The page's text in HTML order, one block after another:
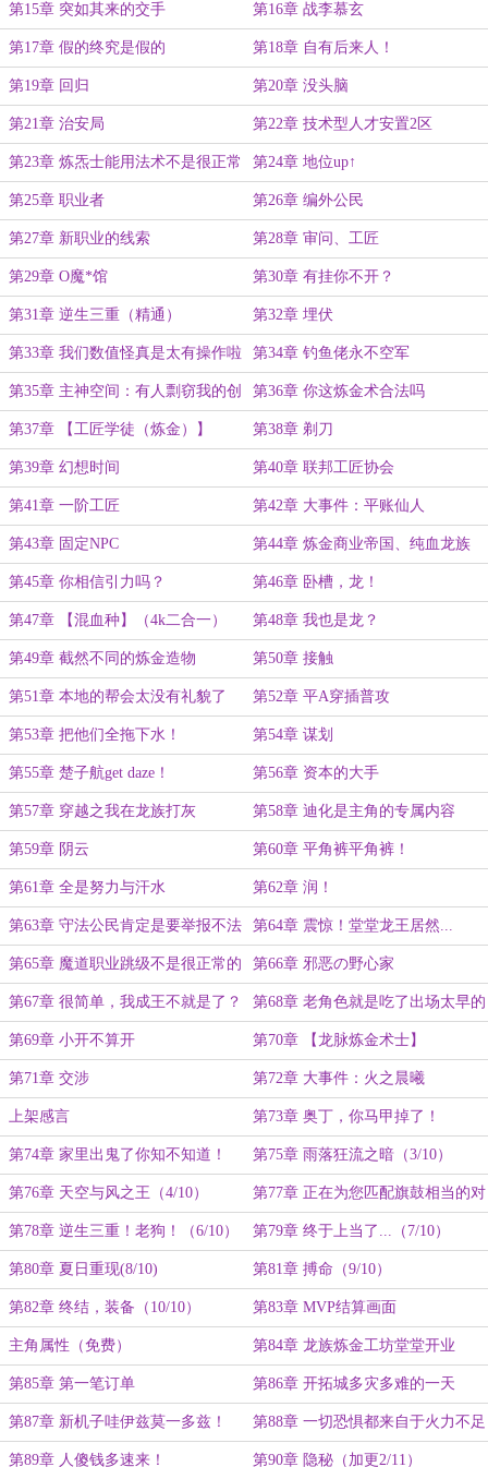
第15章 突如其来的交手 第16章 战李慕玄
第17章 假的终究是假的 第18章 自有后来人！
第19章 回归 第20章 没头脑
第21章 治安局 第22章 技术型人才安置2区
第23章 炼炁士能用法术不是很正常
的事情吗？
第24章 地位up↑
第25章 职业者 第26章 编外公民
第27章 新职业的线索 第28章 审问、工匠
第29章 O魔*馆 第30章 有挂你不开？
第31章 逆生三重（精通） 第32章 埋伏
第33章 我们数值怪真是太有操作啦 第34章 钓鱼佬永不空军
第35章 主神空间：有人剽窃我的创
意？（雾）
第36章 你这炼金术合法吗
第37章 【工匠学徒（炼金）】 第38章 剃刀
第39章 幻想时间 第40章 联邦工匠协会
第41章 一阶工匠 第42章 大事件：平账仙人
第43章 固定NPC 第44章 炼金商业帝国、纯血龙族
第45章 你相信引力吗？ 第46章 卧槽，龙！
第47章 【混血种】（4k二合一） 第48章 我也是龙？
第49章 截然不同的炼金造物 第50章 接触
第51章 本地的帮会太没有礼貌了 第52章 平A穿插普攻
第53章 把他们全拖下水！ 第54章 谋划
第55章 楚子航get daze！ 第56章 资本的大手
第57章 穿越之我在龙族打灰 第58章 迪化是主角的专属内容
第59章 阴云 第60章 平角裤平角裤！
第61章 全是努力与汗水 第62章 润！
第63章 守法公民肯定是要举报不法
分子的
第64章 震惊！堂堂龙王居然...
第65章 魔道职业跳级不是很正常的
事情吗？
第66章 邪恶の野心家
第67章 很简单，我成王不就是了？ 第68章 老角色就是吃了出场太早的
亏（4.3k二合一）
第69章 小开不算开 第70章 【龙脉炼金术士】
第71章 交涉 第72章 大事件：火之晨曦
上架感言 第73章 奥丁，你马甲掉了！
（1/10）
第74章 家里出鬼了你知不知道！
（2/10）
第75章 雨落狂流之暗（3/10）
第76章 天空与风之王（4/10） 第77章 正在为您匹配旗鼓相当的对
手（5/10）
第78章 逆生三重！老狗！（6/10） 第79章 终于上当了...（7/10）
第80章 夏日重现(8/10) 第81章 搏命（9/10）
第82章 终结，装备（10/10） 第83章 MVP结算画面
主角属性（免费） 第84章 龙族炼金工坊堂堂开业
第85章 第一笔订单 第86章 开拓城多灾多难的一天
第87章 新机子哇伊兹莫一多兹！
（加更1/10）
第88章 一切恐惧都来自于火力不足
第89章 人傻钱多速来！ 第90章 隐秘（加更2/11）